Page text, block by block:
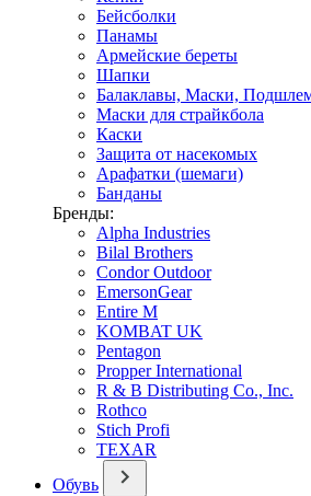
Бейсболки
Панамы
Армейские береты
Шапки
Балаклавы, Маски,
Маски для страйкбола
Каски
Защита от насекомых
Арафатки (шемаги)
Банданы
Бренды:
Alpha Industries
Bilal Brothers
Condor Outdoor
EmersonGear
Entire M
KOMBAT UK
Pentagon
Propper International
R & B Distributing Co., Inc.
Rothco
Stich Profi
TEXAR
Обувь